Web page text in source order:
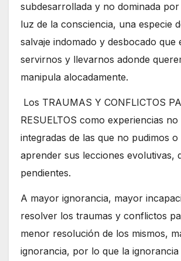
subdesarrollada y no dominada
luz de la consciencia, una especie
salvaje indomado y desbocado que
servirnos y llevarnos adonde
manipula alocadamente.
Los TRAUMAS Y CONFLICTOS
RESUELTOS como experiencias no
integradas de las que no pudimos
aprender sus lecciones evolutivas,
pendientes.
A mayor ignorancia, mayor
resolver los traumas y conflictos
menor resolución de los mismos,
ignorancia, por lo que la